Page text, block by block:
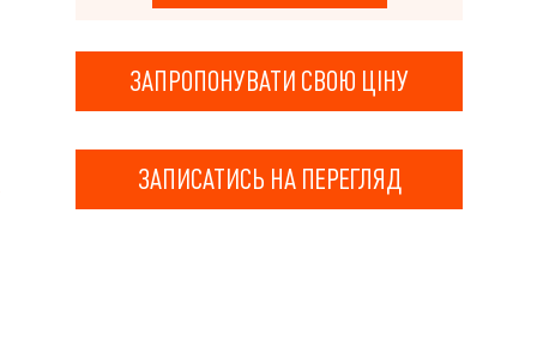
ЗАПРОПОНУВАТИ СВОЮ ЦІНУ
ЗАПИСАТИСЬ НА ПЕРЕГЛЯД